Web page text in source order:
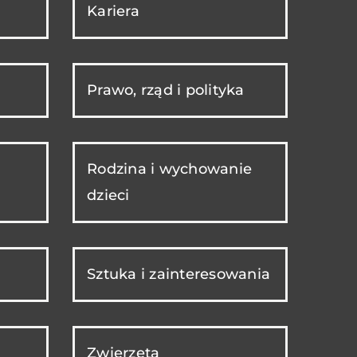
Kariera
Prawo, rząd i polityka
Rodzina i wychowanie
dzieci
Sztuka i zainteresowania
Zwierzęta